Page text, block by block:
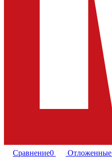
Сравнение0 Отложенные